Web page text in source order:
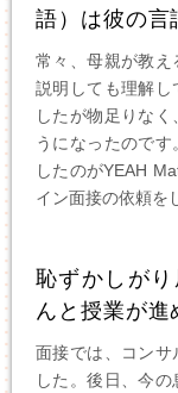
語）は彼の言
常々、母親が教え
説明しても理解し
したが物足りな
うになったので
したのがYEAH
イン面接の依頼を
恥ずかしが
んと授業が進
面接では、コンサ
した。後日、今